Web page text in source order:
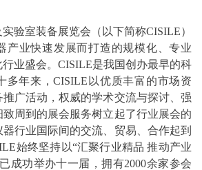
验室装备展览会（以下简称CISILE）
产业快速发展而打造的规模化、专业
业盛会。CISILE是我国创办最早的科
多年来，CISILE以优质丰富的市场资
广活动，权威的学术交流与探讨、强
周到的展会服务树立起了行业展会的
行业国际间的交流、贸易、合作起到
始终坚持以“汇聚行业精品 推动产业
成功举办十一届，拥有2000余家参会